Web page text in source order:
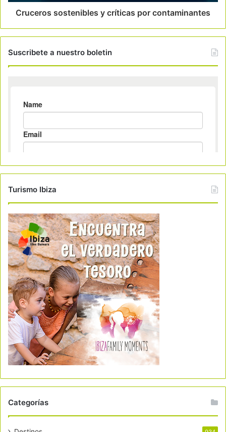
Cruceros sostenibles y críticas por contaminantes
Suscribete a nuestro boletin
Turismo Ibiza
Categorías